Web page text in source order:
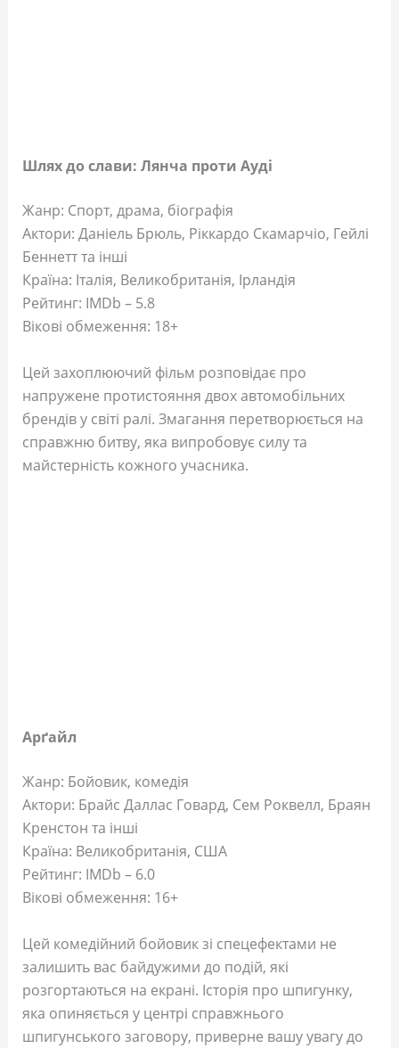
Шлях до слави: Лянча проти Ауді
Жанр: Спорт, драма, біографія
Актори: Даніель Брюль, Ріккардо Скамарчіо, Гейлі
Беннетт та інші
Країна: Італія, Великобританія, Ірландія
Рейтинг: IMDb – 5.8
Вікові обмеження: 18+
Цей захоплюючий фільм розповідає про
напружене протистояння двох автомобільних
брендів у світі ралі. Змагання перетворюється на
справжню битву, яка випробовує силу та
майстерність кожного учасника.
Арґайл
Жанр: Бойовик, комедія
Актори: Брайс Даллас Говард, Сем Роквелл, Браян
Кренстон та інші
Країна: Великобританія, США
Рейтинг: IMDb – 6.0
Вікові обмеження: 16+
Цей комедійний бойовик зі спецефектами не
залишить вас байдужими до подій, які
розгортаються на екрані. Історія про шпигунку,
яка опиняється у центрі справжнього
шпигунського заговору, приверне вашу увагу до